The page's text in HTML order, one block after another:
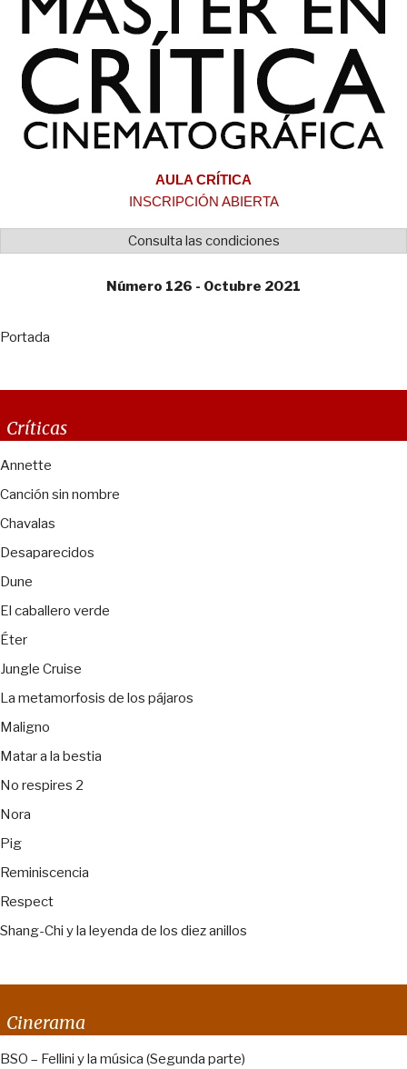
AULA CRÍTICA
INSCRIPCIÓN ABIERTA
Consulta las condiciones
Número 126 - Octubre 2021
Portada
Críticas
Annette
Canción sin nombre
Chavalas
Desaparecidos
Dune
El caballero verde
Éter
Jungle Cruise
La metamorfosis de los pájaros
Maligno
Matar a la bestia
No respires 2
Nora
Pig
Reminiscencia
Respect
Shang-Chi y la leyenda de los diez anillos
Cinerama
BSO – Fellini y la música (Segunda parte)